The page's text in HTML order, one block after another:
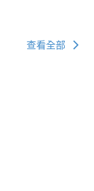
查看全部